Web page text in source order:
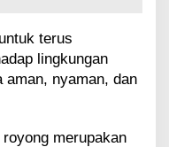
terus
lingkungan
nyaman, dan
merupakan